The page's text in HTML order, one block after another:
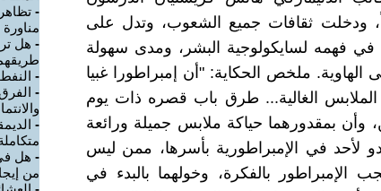
عالمياً، ودخلت ثقافات جميع الشعوب، وتدل على
في فهمه لسايكولوجية البشر، ومدى سهولة
الهاوية. ملخص الحكاية: "أن إمبراطورا غبيا
الغالية... طرق باب قصره ذات يوم
وأن بمقدورهما حياكة ملابس جميلة ورائعة
لأحد في الإمبراطورية بأسرها، ممن ليس
الإمبراطور بالفكرة، وخولهما بالبدء في
-
مناورة
- هل
-
-
-
- هل
من